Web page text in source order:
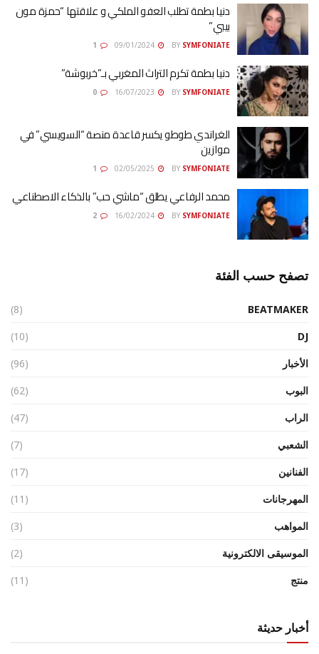
دنيا بطمة تطلب العفو الملكي و علاقتها “حمزة مون
بيبي”
BY SYMFONIATE
دنيا بطمة تكرم التراث المغربي بـ”خربوشة”
BY SYMFONIATE
الغراندي طوطو يكسر قاعدة منصة “السويسي” في
موازين
BY SYMFONIATE
محمد الرفاعي يطلق “ماشي حب” بالذكاء الاصطناعي
BY SYMFONIATE
تصفح حسب الفئة
BEATMAKER
(8)
DJ
(10)
الأخبار
(96)
البوب
(62)
الراب
(47)
الشعبي
(7)
الفنانين
(17)
المهرجانات
(11)
المواهب
(3)
الموسيقى الالكترونية
(2)
منتج
(11)
أخبار حديثة